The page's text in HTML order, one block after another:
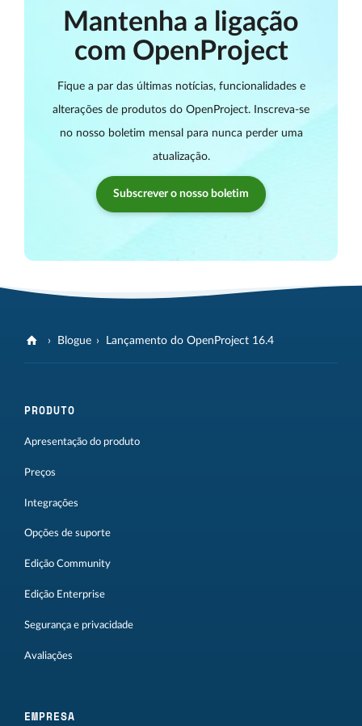
Mantenha a ligação
com OpenProject
Fique a par das últimas notícias, funcionalidades e
alterações de produtos do OpenProject. Inscreva-se
no nosso boletim mensal para nunca perder uma
atualização.
Subscrever o nosso boletim
Blogue Lançamento do OpenProject 16.4
PRODUTO
Apresentação do produto
Preços
Integrações
Opções de suporte
Edição Community
Edição Enterprise
Segurança e privacidade
Avaliações
EMPRESA